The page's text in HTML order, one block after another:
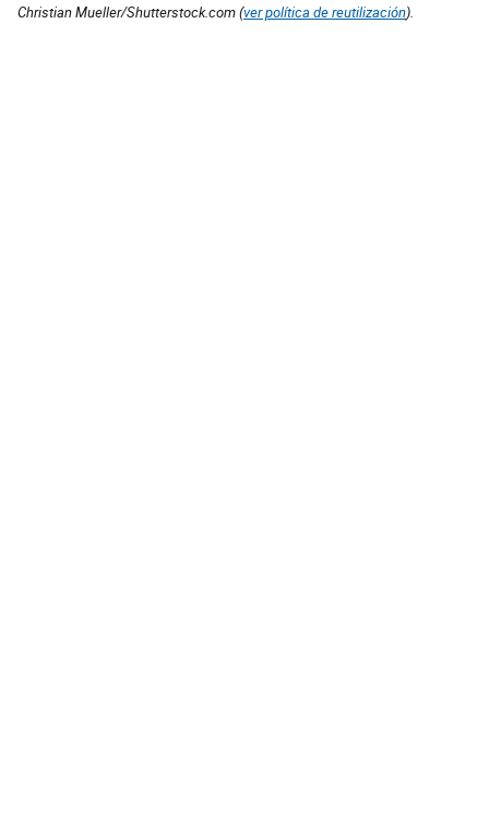
Christian Mueller/Shutterstock.com (ver política de reutilización).